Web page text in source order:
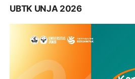
UBTK UNJA 2026